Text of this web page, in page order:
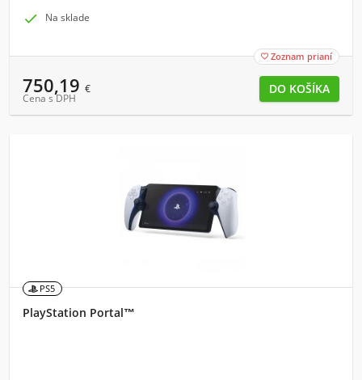
 Na sklade
 Zoznam prianí
750,19 €
Cena s DPH
PS5
PlayStation Portal™